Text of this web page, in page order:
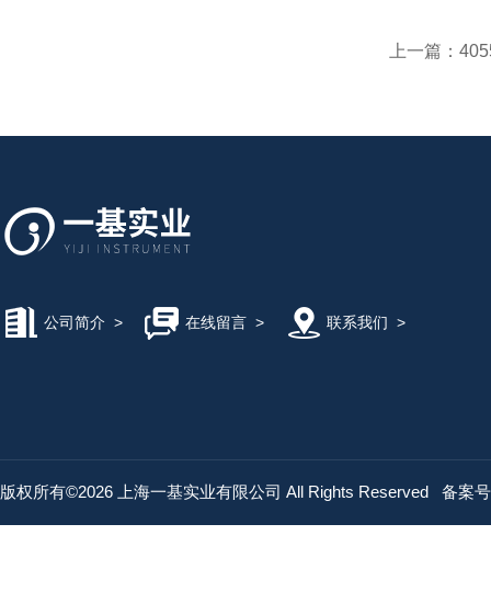
上一篇：
公司简介 > 在线留言> 联系我们 >
版权所有©2026 上海一基实业有限公司 All Rights Reserved 备案